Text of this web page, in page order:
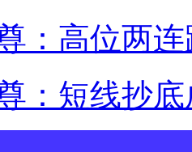
：高位两
：短线抄